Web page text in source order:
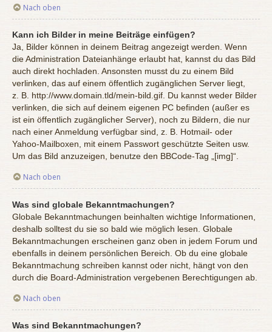
Nach oben
Kann ich Bilder in meine Beiträge einfügen?
Ja, Bilder können in deinem Beitrag angezeigt werden. Wenn
die Administration Dateianhänge erlaubt hat, kannst du das Bild
auch direkt hochladen. Ansonsten musst du zu einem Bild
verlinken, das auf einem öffentlich zugänglichen Server liegt,
z. B. http://www.domain.tld/mein-bild.gif. Du kannst weder Bilder
verlinken, die sich auf deinem eigenen PC befinden (außer es
ist ein öffentlich zugänglicher Server), noch zu Bildern, die nur
nach einer Anmeldung verfügbar sind, z. B. Hotmail- oder
Yahoo-Mailboxen, mit einem Passwort geschützte Seiten usw.
Um das Bild anzuzeigen, benutze den BBCode-Tag „[img]“.
Nach oben
Was sind globale Bekanntmachungen?
Globale Bekanntmachungen beinhalten wichtige Informationen,
deshalb solltest du sie so bald wie möglich lesen. Globale
Bekanntmachungen erscheinen ganz oben in jedem Forum und
ebenfalls in deinem persönlichen Bereich. Ob du eine globale
Bekanntmachung schreiben kannst oder nicht, hängt von den
durch die Board-Administration vergebenen Berechtigungen ab.
Nach oben
Was sind Bekanntmachungen?